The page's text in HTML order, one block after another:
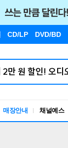
CD/LP DVD/BD
매장안내 채널예스